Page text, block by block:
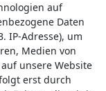
auf
Daten
IP-Adresse), um
Medien von
unsere Website
erst durch